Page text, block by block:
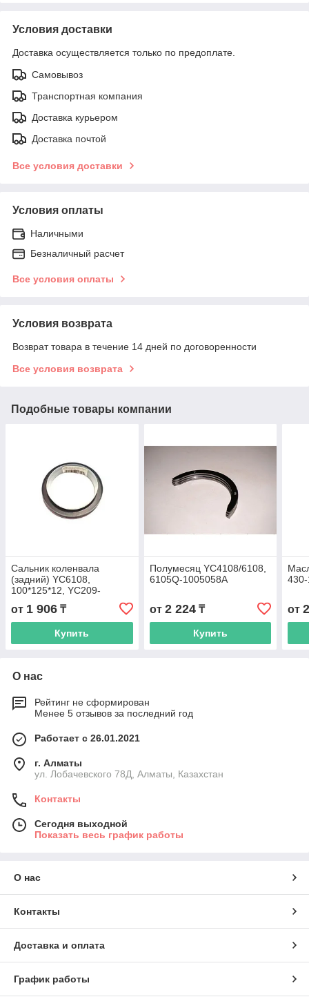
Условия доставки
Доставка осуществляется только по предоплате.
Самовывоз
Транспортная компания
Доставка курьером
Доставка почтой
Все условия доставки
Условия оплаты
Наличными
Безналичный расчет
Все условия оплаты
Условия возврата
Возврат товара в течение 14 дней по договоренности
Все условия возврата
Подобные товары компании
Сальник коленвала
(задний) YC6108,
100*125*12, YC209-
B100125PL
от 1 906 ₸
Купить
Полумесяц YC4108/6108,
6105Q-1005058A
от 2 224₸
Купить
от
О нас
Рейтинг не сформирован
Менее 5 отзывов за последний год
Работает с 26.01.2021
г. Алматы
ул. Лобачевского 78Д, Алматы, Казахстан
Контакты
Сегодня выходной
Показать весь график работы
О нас
Контакты
Доставка и оплата
График работы